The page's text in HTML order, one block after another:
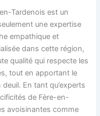
Tardenois est un
une expertise
empathique et
dans cette région,
qualité qui respecte les
tout en apportant le
En tant qu’experts
de Fère-en-
avoisinantes comme